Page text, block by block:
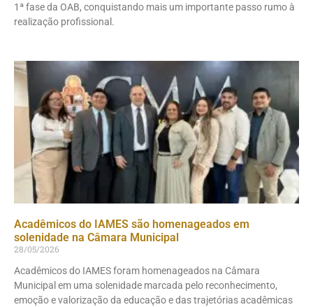
1ª fase da OAB, conquistando mais um importante passo rumo à
realização profissional.
Acadêmicos do IAMES são homenageados em
solenidade na Câmara Municipal
28/05/2026
Acadêmicos do IAMES foram homenageados na Câmara
Municipal em uma solenidade marcada pelo reconhecimento,
emoção e valorização da educação e das trajetórias acadêmicas